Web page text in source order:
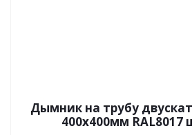
Дымник на трубу
400x400мм RAL8017